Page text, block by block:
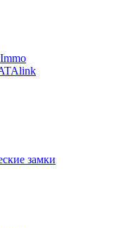
замки